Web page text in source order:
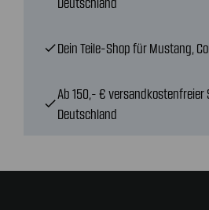
checkDein Teile-Shop für Mustang,
check
Ab 150,- € versandkostenfreier
Deutschland